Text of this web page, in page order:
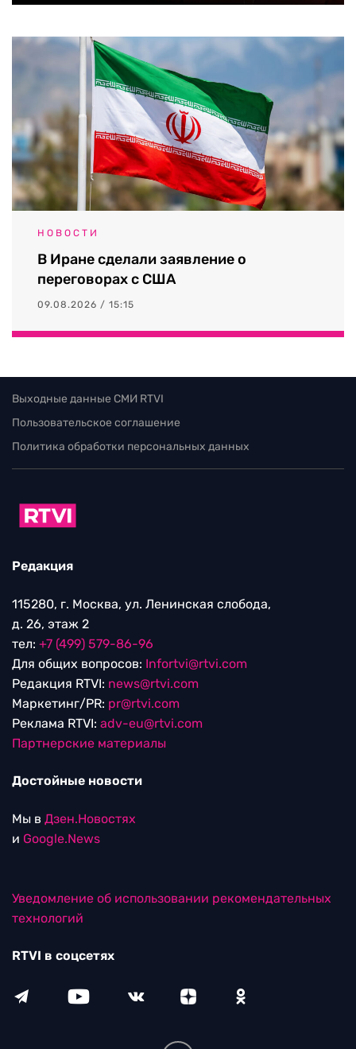
НОВОСТИ
В Иране сделали заявление о
переговорах с США
09.08.2026 / 15:15
Выходные данные СМИ RTVI
Пользовательское соглашение
Политика обработки персональных данных
Редакция
115280, г. Москва, ул. Ленинская слобода,
д. 26, этаж 2
тел: +7 (499) 579-86-96
Для общих вопросов: Infortvi@rtvi.com
Редакция RTVI: news@rtvi.com
Маркетинг/PR: pr@rtvi.com
Реклама RTVI: adv-eu@rtvi.com
Партнерские материалы
Достойные новости
Мы в Дзен.Новостях
и Google.News
Уведомление об использовании рекомендательных
технологий
RTVI в соцсетях